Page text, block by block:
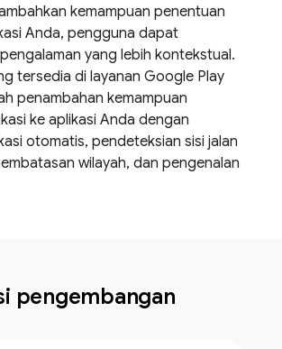
kemampuan penentuan
Anda, pengguna dapat
yang lebih kontekstual.
tersedia di layanan Google Play
penambahan kemampuan
ke aplikasi Anda dengan
otomatis, pendeteksian sisi jalan
wilayah, dan pengenalan
pengembangan